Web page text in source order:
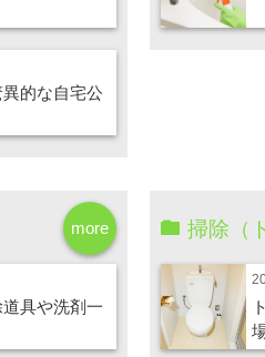
的な自宅公
more
具や洗剤一
掃除（